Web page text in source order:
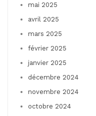
mai 2025
avril 2025
mars 2025
février 2025
janvier 2025
décembre 2024
novembre 2024
octobre 2024